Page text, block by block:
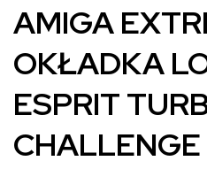
AMIGA
OKŁADKA
ESPRIT
CHALLENGE